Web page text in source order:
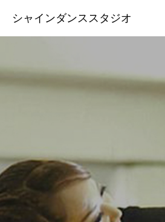
シャインダンススタジオ